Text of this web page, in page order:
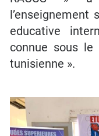
l’enseignement
educative
connue sous le
tunisienne ».